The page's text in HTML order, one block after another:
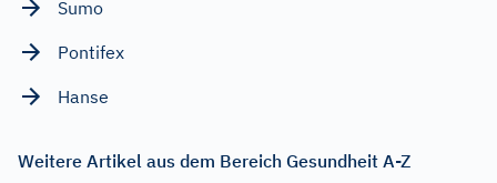
Sumo
Pontifex
Hanse
Weitere Artikel aus dem Bereich Gesundheit A-Z